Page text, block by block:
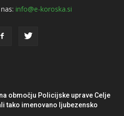
info@e-koroska.si
območju Policijske uprave Celje
tako imenovano ljubezensko